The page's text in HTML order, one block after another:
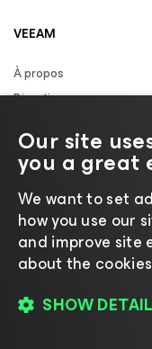
VEEAM
À propos
Direction
Gouvernance
Contactez-nous
Communiqués de presse
Centre de ressources
marque
Centre de confiance
Our site
you a great
We want to set
how you use our
and improve site
about the
SHOW